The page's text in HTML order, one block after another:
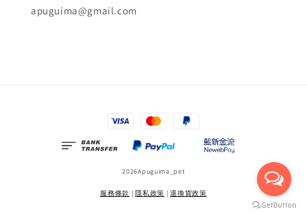
apuguima@gmail.com
2026Apuguima_pet
服務條款 |隱私政策 |退換貨政策